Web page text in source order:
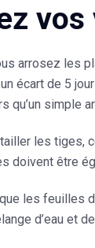
arrosez les
un écart de 5
qu’un simple
les tiges,
doivent être
que les feuilles
d’eau et